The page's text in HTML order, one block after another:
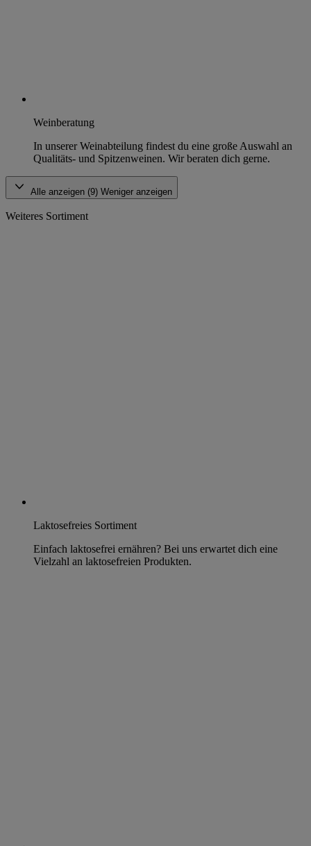
Weinberatung
In unserer Weinabteilung findest du eine große Auswahl an
Qualitäts- und Spitzenweinen. Wir beraten dich gerne.
Alle anzeigen (9) Weniger anzeigen
Weiteres Sortiment
Laktosefreies Sortiment
Einfach laktosefrei ernähren? Bei uns erwartet dich eine
Vielzahl an laktosefreien Produkten.